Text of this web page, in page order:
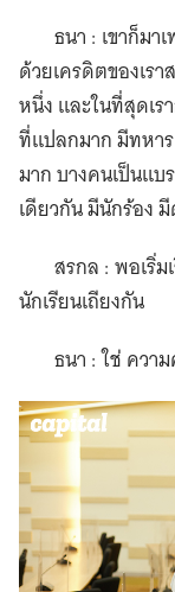
ธนา : เขาก็มา
ด้วยเครดิตของเร
หนึ่ง และในที่สุดเร
ที่แปลกมาก มีทหาร
มาก บางคนเป็นแ
เดียวกัน มีนักร้อง
สรกล : พอเริ่
นักเรียนเถียงกัน
ธนา : ใช่ ควา